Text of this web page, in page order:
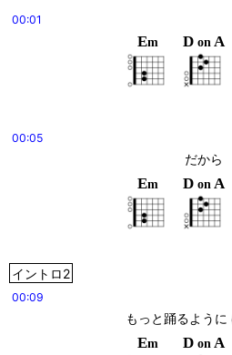
00:01
Em D on A
00:05
だから
Em D on A
イントロ2
00:09
もっと踊るように
Em D on A